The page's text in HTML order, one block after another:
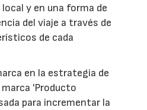
y en una forma de
del viaje a través de
de cada
en la estrategia de
'Producto
para incrementar la